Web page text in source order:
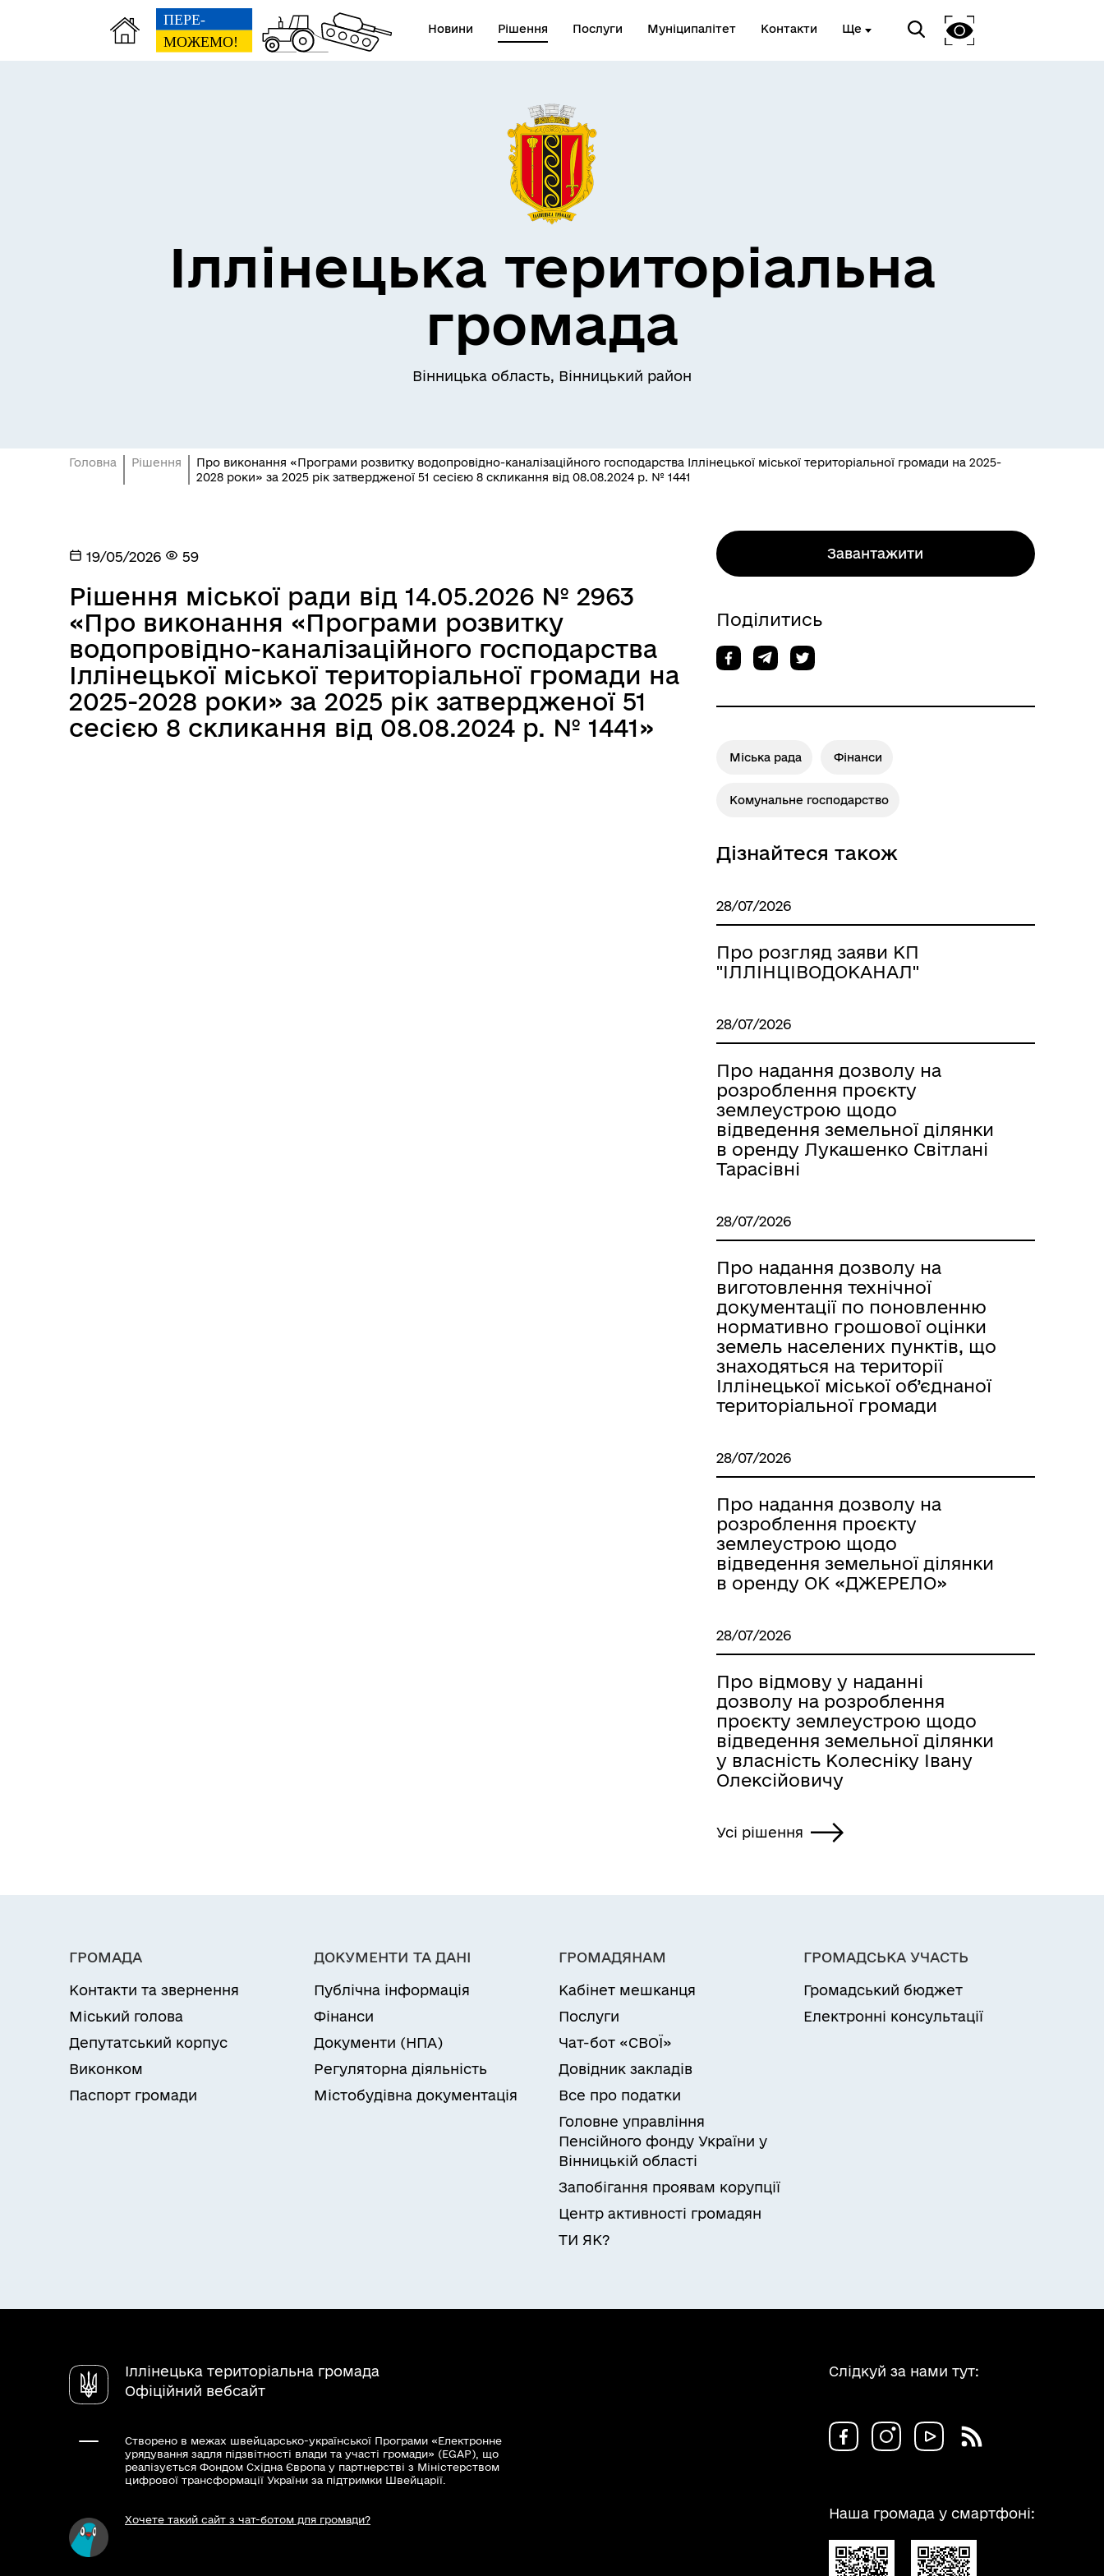
Новини Рішення Послуги Муніципалітет Контакти Ще
Іллінецька територіальна
громада
Вінницька область, Вінницький район
Головна Рішення
Про виконання «Програми розвитку водопровідно-каналізаційного господарства Іллінецької міської територіальної громади на 2025-
2028 роки» за 2025 рік затвердженої 51 сесією 8 скликання від 08.08.2024 р. № 1441
19/05/2026 59
Рішення міської ради від 14.05.2026 № 2963
«Про виконання «Програми розвитку
водопровідно-каналізаційного господарства
Іллінецької міської територіальної громади на
2025-2028 роки» за 2025 рік затвердженої 51
сесією 8 скликання від 08.08.2024 р. № 1441»
Завантажити
Поділитись
Міська рада Фінанси
Комунальне господарство
Дізнайтеся також
28/07/2026
Про розгляд заяви КП
"ІЛЛІНЦІВОДОКАНАЛ"
28/07/2026
Про надання дозволу на
розроблення проєкту
землеустрою щодо
відведення земельної ділянки
в оренду Лукашенко Світлані
Тарасівні
28/07/2026
Про надання дозволу на
виготовлення технічної
документації по поновленню
нормативно грошової оцінки
земель населених пунктів, що
знаходяться на території
Іллінецької міської об’єднаної
територіальної громади
28/07/2026
Про надання дозволу на
розроблення проєкту
землеустрою щодо
відведення земельної ділянки
в оренду ОК «ДЖЕРЕЛО»
28/07/2026
Про відмову у наданні
дозволу на розроблення
проєкту землеустрою щодо
відведення земельної ділянки
у власність Колесніку Івану
Олексійовичу
Усі рішення
ГРОМАДА
Контакти та звернення
Міський голова
Депутатський корпус
Виконком
Паспорт громади
ДОКУМЕНТИ ТА ДАНІ
Публічна інформація
Фінанси
Документи (НПА)
Регуляторна діяльність
Містобудівна документація
ГРОМАДЯНАМ
Кабінет мешканця
Послуги
Чат-бот «СВОЇ»
Довідник закладів
Все про податки
Головне управління
Пенсійного фонду України у
Вінницькій області
Запобігання проявам корупції
Центр активності громадян
ТИ ЯК?
ГРОМАДСЬКА УЧАСТЬ
Громадський бюджет
Електронні консультації
Іллінецька територіальна громада
Офіційний вебсайт
Створено в межах швейцарсько-української Програми «Електронне
урядування задля підзвітності влади та участі громади» (EGAP), що
реалізується Фондом Східна Європа у партнерстві з Міністерством
цифрової трансформації України за підтримки Швейцарії.
Хочете такий сайт з чат-ботом для громади?
Слідкуй за нами тут:
Наша громада у смартфоні: